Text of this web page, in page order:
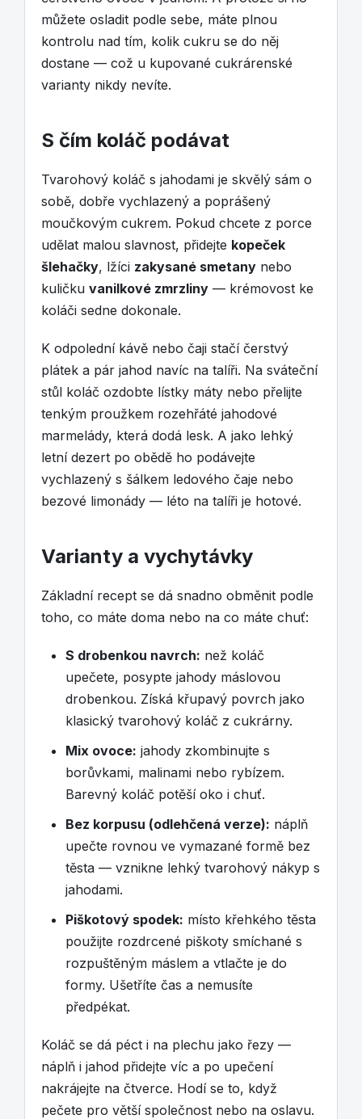
můžete osladit podle sebe, máte plnou
kontrolu nad tím, kolik cukru se do něj
dostane — což u kupované cukrárenské
varianty nikdy nevíte.
S čím koláč podávat
Tvarohový koláč s jahodami je skvělý sám o
sobě, dobře vychlazený a poprášený
moučkovým cukrem. Pokud chcete z porce
udělat malou slavnost, přidejte kopeček
šlehačky, lžíci zakysané smetany nebo
kuličku vanilkové zmrzliny — krémovost ke
koláči sedne dokonale.
K odpolední kávě nebo čaji stačí čerstvý
plátek a pár jahod navíc na talíři. Na sváteční
stůl koláč ozdobte lístky máty nebo přelijte
tenkým proužkem rozehřáté jahodové
marmelády, která dodá lesk. A jako lehký
letní dezert po obědě ho podávejte
vychlazený s šálkem ledového čaje nebo
bezové limonády — léto na talíři je hotové.
Varianty a vychytávky
Základní recept se dá snadno obměnit podle
toho, co máte doma nebo na co máte chuť:
S drobenkou navrch: než koláč
upečete, posypte jahody máslovou
drobenkou. Získá křupavý povrch jako
klasický tvarohový koláč z cukrárny.
Mix ovoce: jahody zkombinujte s
borůvkami, malinami nebo rybízem.
Barevný koláč potěší oko i chuť.
Bez korpusu (odlehčená verze): náplň
upečte rovnou ve vymazané formě bez
těsta — vznikne lehký tvarohový nákyp s
jahodami.
Piškotový spodek: místo křehkého těsta
použijte rozdrcené piškoty smíchané s
rozpuštěným máslem a vtlačte je do
formy. Ušetříte čas a nemusíte
předpékat.
Koláč se dá péct i na plechu jako řezy —
náplň i jahod přidejte víc a po upečení
nakrájejte na čtverce. Hodí se to, když
pečete pro větší společnost nebo na oslavu.